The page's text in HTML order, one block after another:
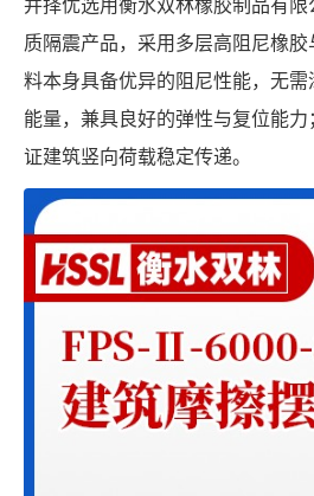
并择优选用衡水双林橡胶制品有
质隔震产品，采用多层高阻尼橡
料本身具备优异的阻尼性能，无
能量，兼具良好的弹性与复位能
证建筑竖向荷载稳定传递。